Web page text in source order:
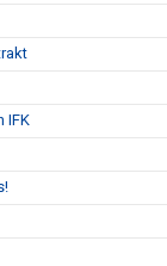
IFK